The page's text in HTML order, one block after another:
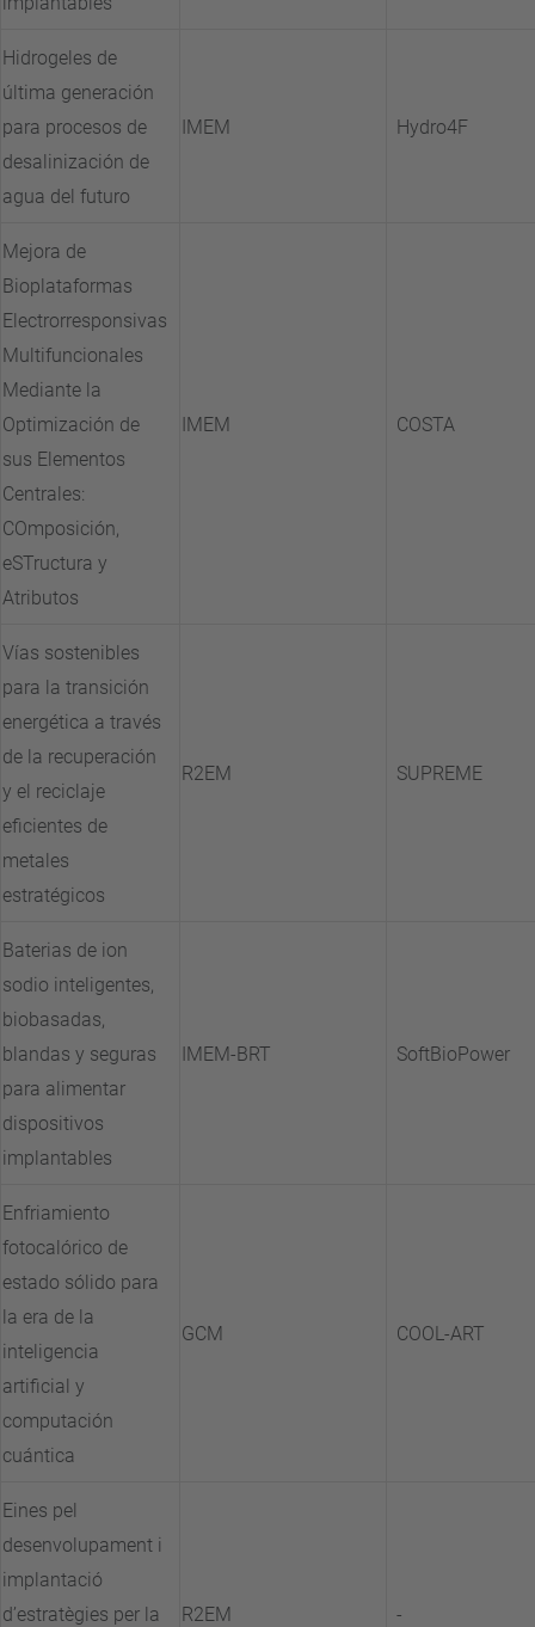
Hidrogeles de
última generación
para procesos de
desalinización de
agua del futuro
IMEM Hydro4F
Mejora de
Bioplataformas
Electrorresponsivas
Multifuncionales
Mediante la
Optimización de
sus Elementos
Centrales:
COmposición,
eSTructura y
Atributos
IMEM COSTA
Vías sostenibles
para la transición
energética a través
de la recuperación
y el reciclaje
eficientes de
metales
estratégicos
R2EM SUPREME
Baterias de ion
sodio inteligentes,
biobasadas,
blandas y seguras
para alimentar
dispositivos
implantables
IMEM-BRT SoftBioPower
Enfriamiento
fotocalórico de
estado sólido para
la era de la
inteligencia
artificial y
computación
cuántica
GCM COOL-ART
Eines pel
desenvolupament i
implantació
d’estratègies per la
R2EM -